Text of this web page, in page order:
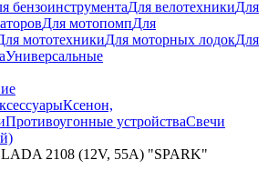
бензоинструментаДля велотехникиДля
Для мотопомпДля
мототехникиДля моторных лодокДля
Универсальные
Ксенон,
Противоугонные устройстваСвечи
LADA 2108 (12V, 55A) "SPARK"